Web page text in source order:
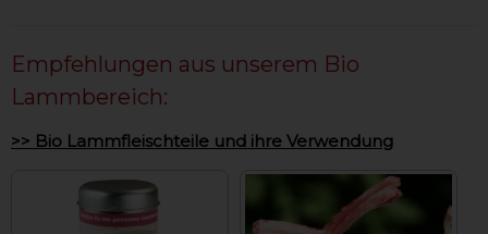
Empfehlungen aus unserem Bio
Lammbereich:
>> Bio Lammfleischteile und ihre Verwendung